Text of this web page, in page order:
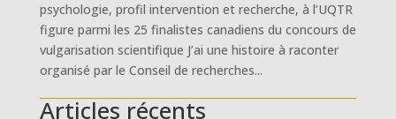
psychologie, profil intervention et recherche, à l’UQTR
figure parmi les 25 finalistes canadiens du concours de
vulgarisation scientifique J’ai une histoire à raconter
organisé par le Conseil de recherches...
Articles récents